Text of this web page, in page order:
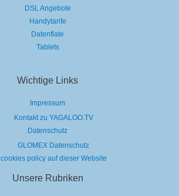
DSL Angebote
Handytarife
Datenflate
Tablets
Wichtige Links
Impressum
Kontakt zu YAGALOO.TV
Datenschutz
GLOMEX Datenschutz
cookies policy auf dieser Website
Unsere Rubriken